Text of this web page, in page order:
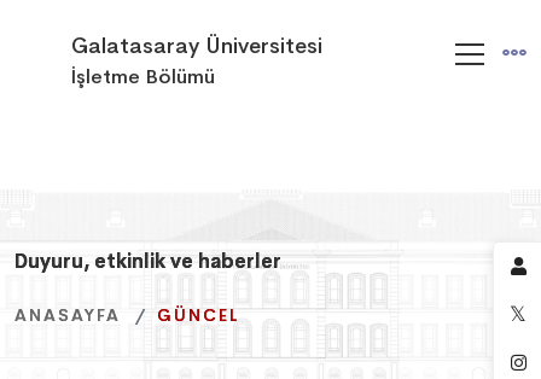
Galatasaray Üniversitesi
İşletme Bölümü
Duyuru, etkinlik ve haberler
ANASAYFA GÜNCEL
Duyuru, etkinlik ve haberler
ANASAYFA GÜNCEL
Duyuru, etkinlik ve haberler
ANASAYFA GÜNCEL